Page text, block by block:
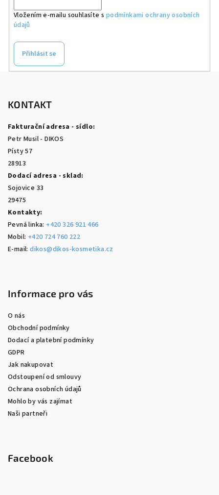
Vložením e-mailu souhlasíte s podmínkami ochrany osobních
údajů
Přihlásit se
KONTAKT
Fakturační adresa - sídlo:
Petr Musil - DIKOS
Písty 57
28913
Dodací adresa - sklad:
Sojovice 33
29475
Kontakty:
Pevná linka: +420 326 921 466
Mobil: +420 724 760 222
E-mail:dikos@dikos-kosmetika.cz
Informace pro vás
O nás
Obchodní podmínky
Dodací a platební podmínky
GDPR
Jak nakupovat
Odstoupení od smlouvy
Ochrana osobních údajů
Mohlo by vás zajímat
Naši partneři
Facebook